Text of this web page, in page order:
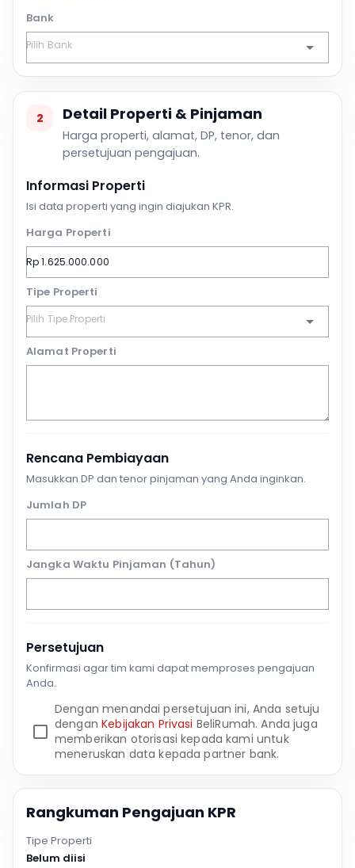
Bank
2 Detail Properti & Pinjaman
Harga properti, alamat, DP, tenor, dan
persetujuan pengajuan.
Informasi Properti
Isi data properti yang ingin diajukan KPR.
Harga Properti
Tipe Properti
Alamat Properti
Rencana Pembiayaan
Masukkan DP dan tenor pinjaman yang Anda inginkan.
Jumlah DP
Jangka Waktu Pinjaman (Tahun)
Persetujuan
Konfirmasi agar tim kami dapat memproses pengajuan
Anda.
Dengan menandai persetujuan ini, Anda setuju
denganKebijakan Privasi BeliRumah. Anda juga
memberikan otorisasi kepada kami untuk
meneruskan data kepada partner bank.
Rangkuman Pengajuan KPR
Tipe Properti
Belum diisi